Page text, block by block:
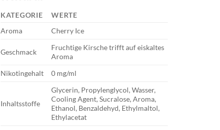
KATEGORIE
WERTE
Aroma
Cherry Ice
Geschmack
Fruchtige Kirsche trifft auf eiskaltes
Aroma
Nikotingehalt
0 mg/ml
Inhaltsstoffe
Glycerin, Propylenglycol, Wasser,
Cooling Agent, Sucralose, Aroma,
Ethanol, Benzaldehyd, Ethylmaltol,
Ethylacetat